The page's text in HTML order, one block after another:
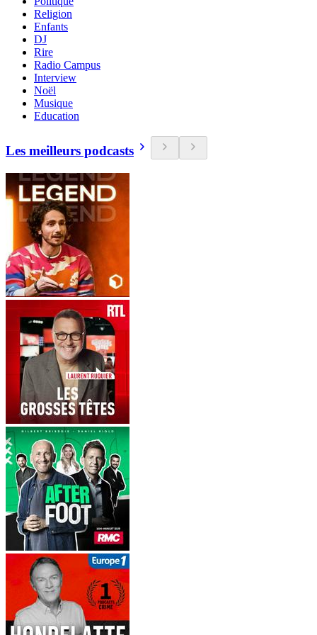
Religion
Enfants
DJ
Rire
Radio Campus
Interview
Noël
Musique
Education
Les meilleurs podcasts